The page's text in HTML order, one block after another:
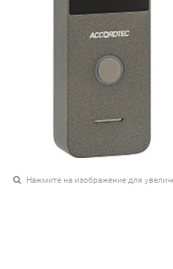
Нажмите на изображение для